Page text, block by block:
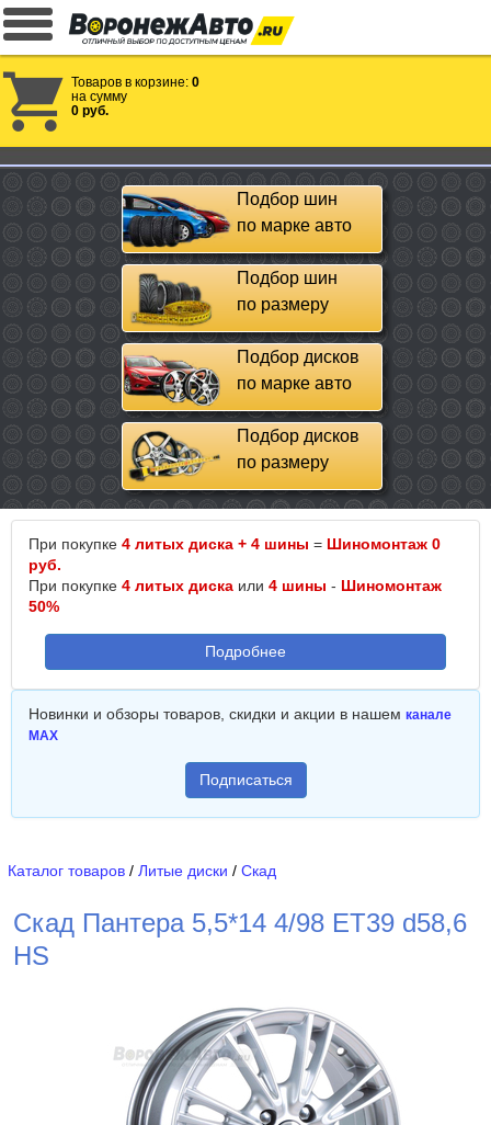
Товаров в корзине: 0
на сумму
0 руб.
Подбор шин
по марке авто
Подбор шин
по размеру
Подбор дисков
по марке авто
Подбор дисков
по размеру
При покупке 4 литых диска + 4 шины = Шиномонтаж 0
руб.
При покупке 4 литых диска или 4 шины - Шиномонтаж
50%
Подробнее
Новинки и обзоры товаров, скидки и акции в нашем канале
MAX
Подписаться
Каталог товаров / Литые диски / Скад
Скад Пантера 5,5*14 4/98 ET39 d58,6
HS